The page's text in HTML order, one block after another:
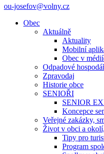
ou-josefov@volny.cz
Obec
Aktuálně
Aktuality
Mobilní
Obec v
Odpadové
Zpravodaj
Historie obce
SENIOŘI
SENIOR
Koncepce
Veřejné zakázky,
Život v obci a
Tipy pro
Program